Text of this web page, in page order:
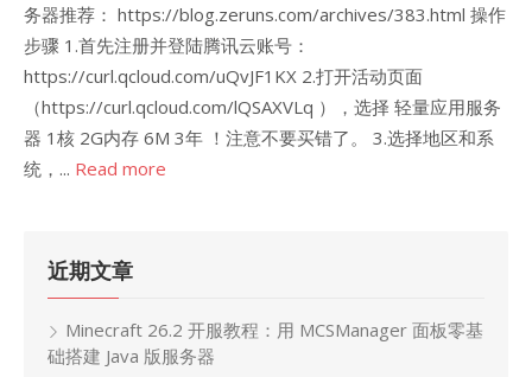
务器推荐： https://blog.zeruns.com/archives/383.html 操作
步骤 1.首先注册并登陆腾讯云账号：
https://curl.qcloud.com/uQvJF1KX 2.打开活动页面
（https://curl.qcloud.com/lQSAXVLq ），选择 轻量应用服务
器 1核 2G内存 6M 3年 ！注意不要买错了。 3.选择地区和系
统，... Read more
近期文章
Minecraft 26.2 开服教程：用 MCSManager 面板零基
础搭建 Java 版服务器